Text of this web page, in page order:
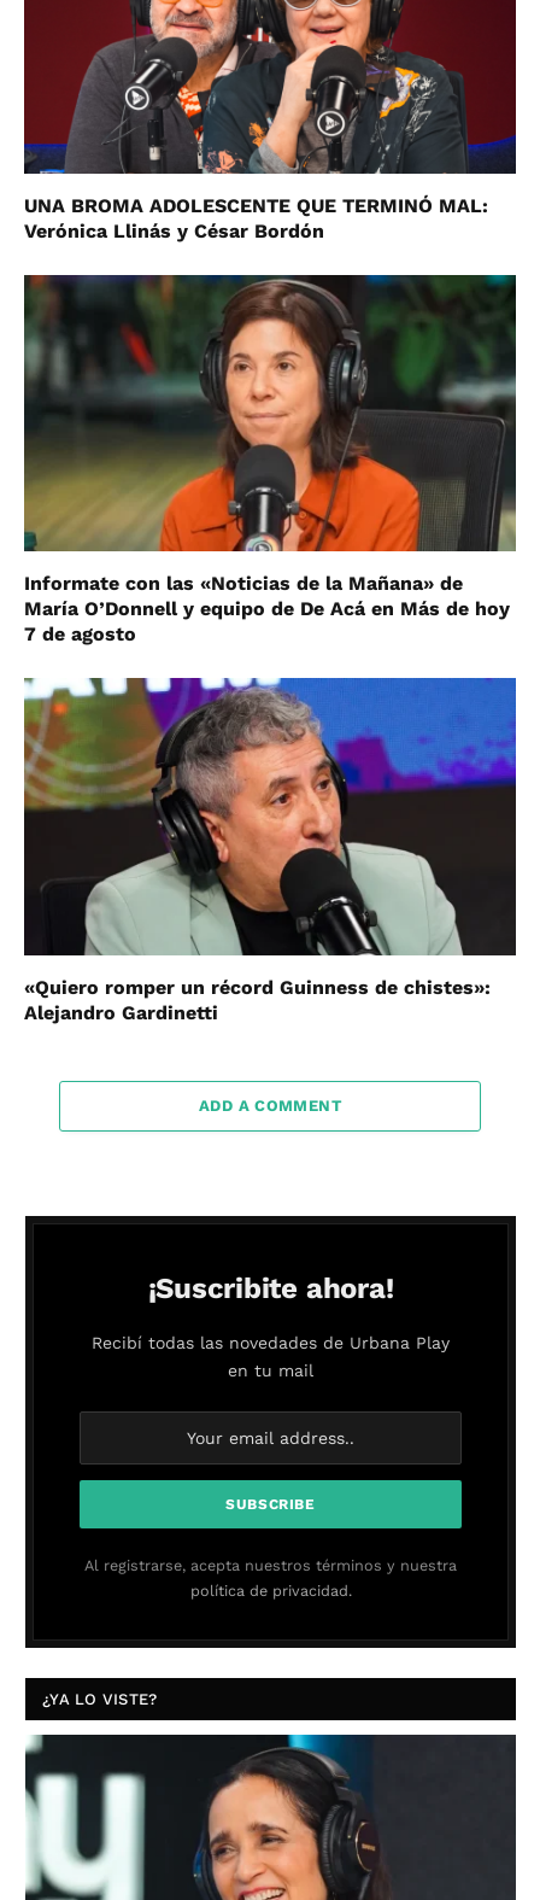
UNA BROMA ADOLESCENTE QUE TERMINÓ MAL:
Verónica Llinás y César Bordón
Informate con las «Noticias de la Mañana» de
María O’Donnell y equipo de De Acá en Más de hoy
7 de agosto
«Quiero romper un récord Guinness de chistes»:
Alejandro Gardinetti
ADD A COMMENT
¡Suscribite ahora!
Recibí todas las novedades de Urbana Play
en tu mail
Al registrarse, acepta nuestros términos y nuestra
política de privacidad.
¿YA LO VISTE?